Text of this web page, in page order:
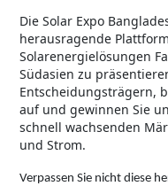
Die Solar Expo
herausragende
Solarenergielösungen
Südasien zu
Entscheidungsträgern,
auf und gewinnen Sie
schnell wachsenden
und Strom.
Verpassen Sie nicht diese